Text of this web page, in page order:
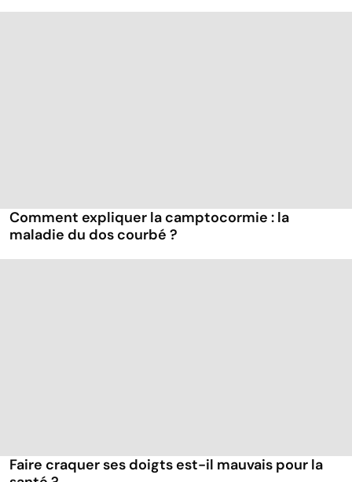
Comment expliquer la camptocormie : la
maladie du dos courbé ?
Faire craquer ses doigts est-il mauvais pour la